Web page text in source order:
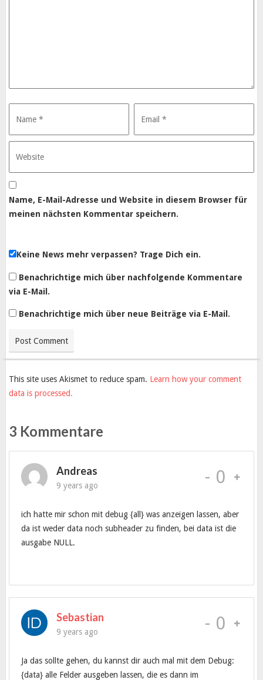
Name, E-Mail-Adresse und Website in diesem Browser für
meinen nächsten Kommentar speichern.
Keine News mehr verpassen? Trage Dich ein.
Benachrichtige mich über nachfolgende Kommentare
via E-Mail.
Benachrichtige mich über neue Beiträge via E-Mail.
This site uses Akismet to reduce spam. Learn how your comment
data is processed.
3 Kommentare
Andreas
9 years ago - 0
ich hatte mir schon mit debug {all} was anzeigen lassen, aber
da ist weder data noch subheader zu finden, bei data ist die
ausgabe NULL.
Sebastian
9 years ago - 0
Ja das sollte gehen, du kannst dir auch mal mit dem Debug:
{data} alle Felder ausgeben lassen, die es dann im